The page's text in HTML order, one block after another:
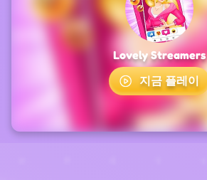
Lovely Streamers
지금 플레이